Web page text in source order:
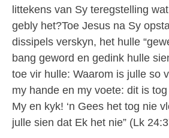
littekens van Sy teregstelling
gebly het?Toe Jesus na Sy
dissipels verskyn, het hulle
bang geword en gedink hulle
toe vir hulle: Waarom is julle so
my hande en my voete: dit is
My en kyk! ‘n Gees het tog nie
julle sien dat Ek het nie” (Lk